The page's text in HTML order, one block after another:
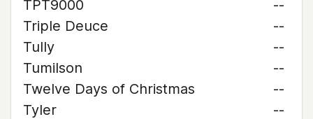
TPT9000
--
Triple Deuce
--
Tully
--
Tumilson
--
Twelve Days of Christmas
--
Tyler
--